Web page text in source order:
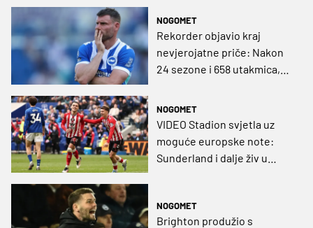
NOGOMET
Rekorder objavio kraj
nevjerojatne priče: Nakon
24 sezone i 658 utakmica,
NOGOMET
VIDEO Stadion svjetla uz
moguće europske note:
Sunderland i dalje živ u
NOGOMET
Brighton produžio s